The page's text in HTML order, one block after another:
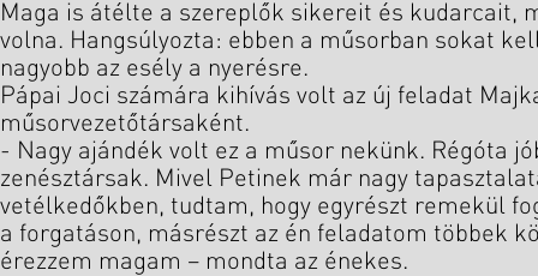
Maga is átélte a szereplők sikereit és kudarcait,
volna. Hangsúlyozta: ebben a műsorban sokat
nagyobb az esély a nyerésre.
Pápai Joci számára kihívás volt az új feladat
műsorvezetőtársaként.
- Nagy ajándék volt ez a műsor nekünk. Régóta
zenésztársak. Mivel Petinek már nagy
vetélkedőkben, tudtam, hogy egyrészt remekül
a forgatáson, másrészt az én feladatom többek
érezzem magam – mondta az énekes.